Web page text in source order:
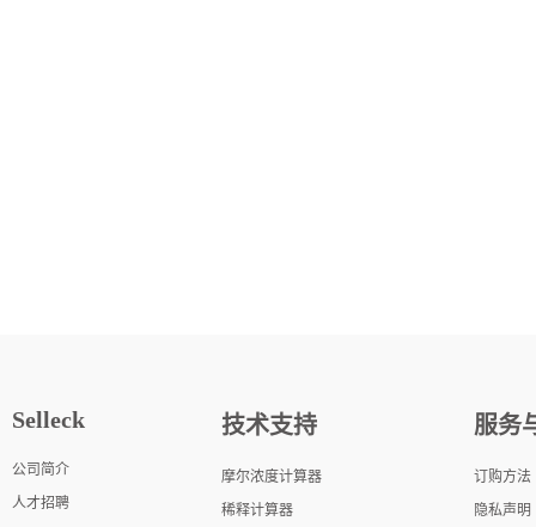
Selleck
公司简介
人才招聘
技术支持
摩尔浓度计算器
稀释计算器
服务
订购方法
隐私声明